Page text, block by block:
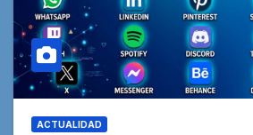
ACTUALIDAD